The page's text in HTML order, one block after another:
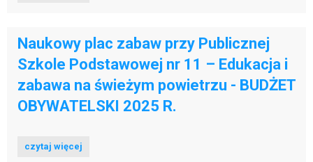
Naukowy plac zabaw przy Publicznej
Szkole Podstawowej nr 11 – Edukacja i
zabawa na świeżym powietrzu - BUDŻET
OBYWATELSKI 2025 R.
czytaj więcej